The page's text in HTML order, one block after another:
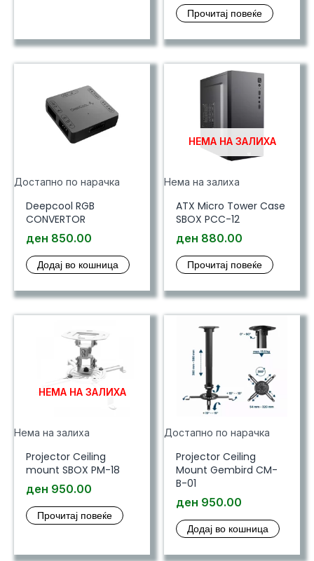
Прочитај повеќе
Достапно по нарачка
Deepcool RGB
CONVERTOR
ден 850.00
Додај во кошница
НЕМА НА ЗАЛИХА
Нема на залиха
ATX Micro Tower Case
SBOX PCC-12
ден 880.00
Прочитај повеќе
НЕМА НА ЗАЛИХА
Нема на залиха
Projector Ceiling
mount SBOX PM-18
ден 950.00
Прочитај повеќе
Достапно по нарачка
Projector Ceiling
Mount Gembird CM-
B-01
ден 950.00
Додај во кошница